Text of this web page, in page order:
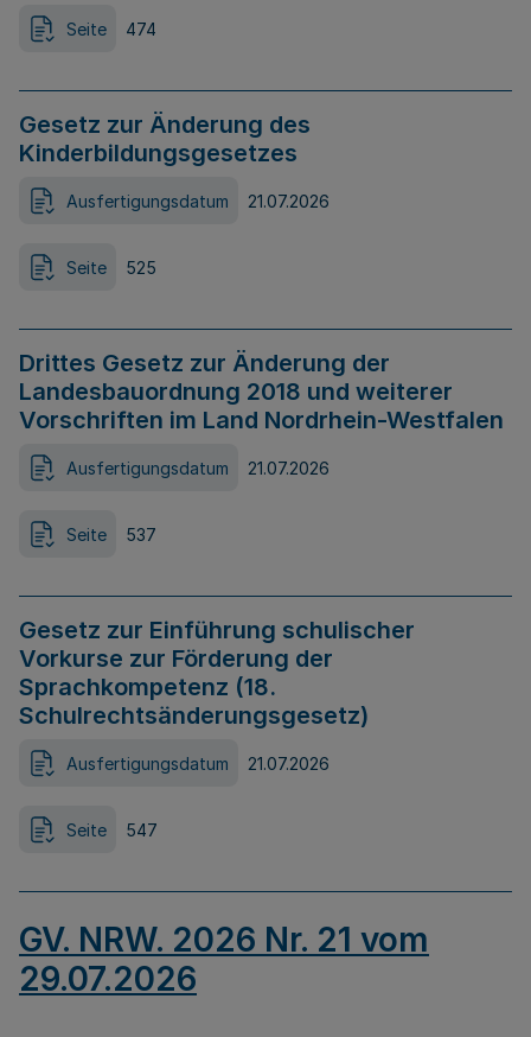
Seite 474
Gesetz zur Änderung des
Kinderbildungsgesetzes
Ausfertigungsdatum 21.07.2026
Seite 525
Drittes Gesetz zur Änderung der
Landesbauordnung 2018 und weiterer
Vorschriften im Land Nordrhein-Westfalen
Ausfertigungsdatum 21.07.2026
Seite 537
Gesetz zur Einführung schulischer
Vorkurse zur Förderung der
Sprachkompetenz (18.
Schulrechtsänderungsgesetz)
Ausfertigungsdatum 21.07.2026
Seite 547
GV. NRW. 2026 Nr. 21 vom
29.07.2026